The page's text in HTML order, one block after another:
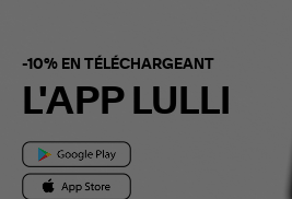
-10% EN TÉLÉCHARGEANT
L'APP LULLI